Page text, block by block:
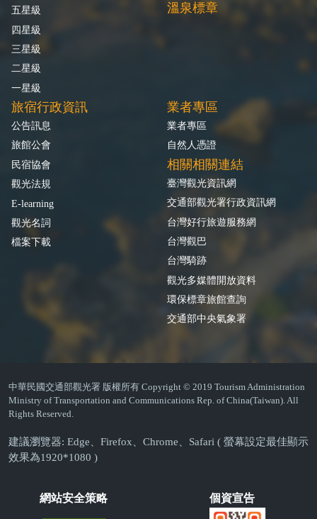
五星級
四星級
三星級
二星級
一星級
溫泉標章
旅宿行政資訊
公告訊息
旅館公會
民宿協會
觀光法規
E-learning
觀光名詞
檔案下載
業者專區
業者專區
自然人憑證
相關相關連結
臺灣觀光資訊網
交通部觀光署行政資訊網
台灣好行旅遊服務網
台灣觀巴
台灣騎跡
觀光多媒體開放資料
環保標章旅館查詢
交通部中央氣象署
中華民國交通部觀光署 版權所有 Copyright © 2019 Tourism Administration
Ministry of Transportation and Communications Rep. of China(Taiwan). All
Rights Reserved.
建議瀏覽器: Edge、Firefox、Chrome、Safari ( 螢幕設定最佳顯示
效果為1920*1080 )
網站安全策略 個資宣告